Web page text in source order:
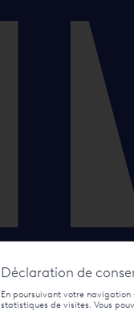
Déclaration de
En poursuivant votre
statistiques de visites. Vous